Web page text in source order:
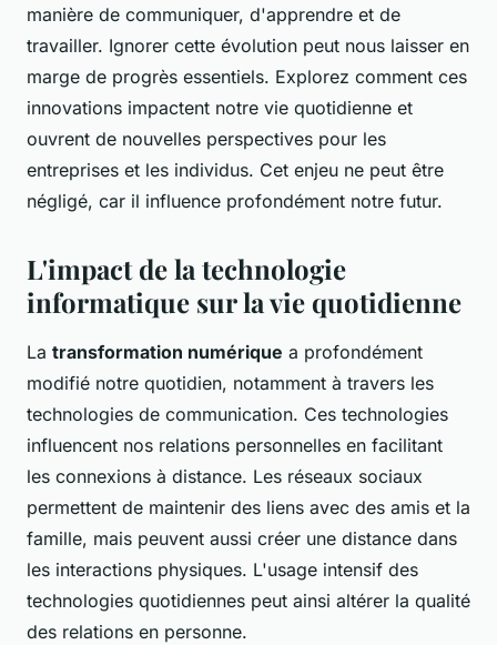
manière de communiquer, d'apprendre et de
travailler. Ignorer cette évolution peut nous laisser en
marge de progrès essentiels. Explorez comment ces
innovations impactent notre vie quotidienne et
ouvrent de nouvelles perspectives pour les
entreprises et les individus. Cet enjeu ne peut être
négligé, car il influence profondément notre futur.
L'impact de la technologie
informatique sur la vie quotidienne
La transformation numérique a profondément
modifié notre quotidien, notamment à travers les
technologies de communication. Ces technologies
influencent nos relations personnelles en facilitant
les connexions à distance. Les réseaux sociaux
permettent de maintenir des liens avec des amis et la
famille, mais peuvent aussi créer une distance dans
les interactions physiques. L'usage intensif des
technologies quotidiennes peut ainsi altérer la qualité
des relations en personne.